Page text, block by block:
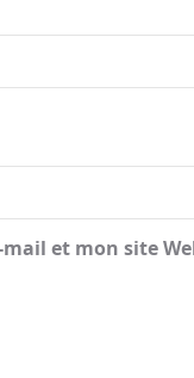
et mon site